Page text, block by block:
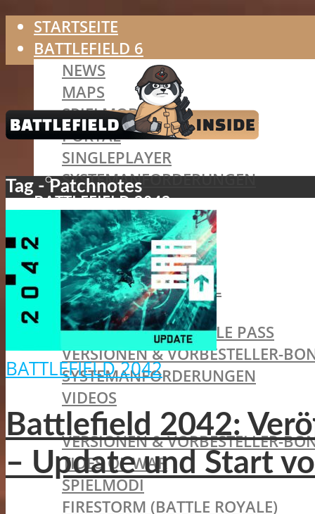
STARTSEITE
BATTLEFIELD 6
NEWS
MAPS
SPIELMODI
PORTAL
SINGLEPLAYER
SYSTEMANFORDERUNGEN
BATTLEFIELD 2042
SPEZIALISTEN
MAPS
SPIELMODI
BATTLEFIELD PORTAL
HAZARD ZONE
LIVE-SERVICE & BATTLE PASS
VERSIONEN & VORBESTELLER-
SYSTEMANFORDERUNGEN
VIDEOS
BATTLEFIELD V
VERSIONEN & VORBESTELLER-
TIDES OF WAR
SPIELMODI
FIRESTORM (BATTLE ROYALE)
Tag - Patchnotes
BATTLEFIELD 2042
Battlefield 2042:
– Update und Start